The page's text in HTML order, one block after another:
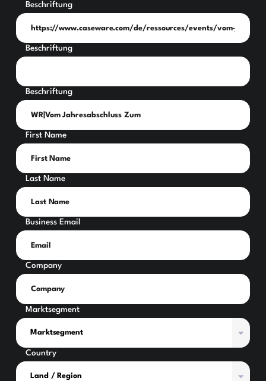
Beschriftung
Beschriftung
Beschriftung
First Name
Last Name
Business Email
Company
Marktsegment
Country